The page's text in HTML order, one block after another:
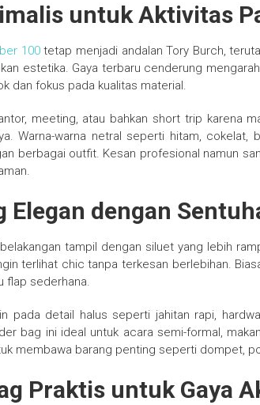
untuk Aktivitas
100tetap menjadi andalan Tory Burch,
estetika. Gaya terbaru cenderung
dan fokus pada kualitas material.
meeting, atau bahkan short trip karena
Warna-warna netral seperti hitam, cokelat,
berbagai outfit. Kesan profesional namun
Elegan dengan
tampil dengan siluet yang lebih
terlihat chic tanpa terkesan berlebihan.
flap sederhana.
pada detail halus seperti jahitan rapi,
bag ini ideal untuk acara semi-formal,
membawa barang penting seperti dompet,
Praktis untuk Gaya